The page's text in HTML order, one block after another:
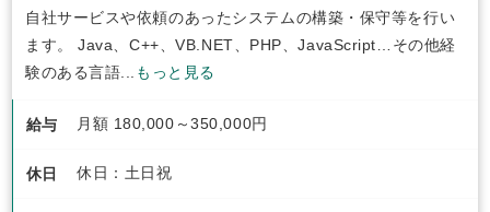
自社サービスや依頼のあったシステムの構築・保守等を行い
ます。 Java、C++、VB.NET、PHP、JavaScript…その他経
験のある言語... もっと見る
給与 月額 180,000～350,000円
休日 休日：土日祝